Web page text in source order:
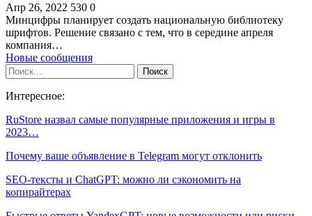
Апр 26, 2022 530 0
Минцифры планирует создать национальную библиотеку
шрифтов. Решение связано с тем, что в середине апреля
компания…
Новые сообщения
Интересное:
RuStore назвал самые популярные приложения и игры в
2023…
Почему ваше объявление в Telegram могут отклонить
SEO-тексты и ChatGPT: можно ли сэкономить на
копирайтерах